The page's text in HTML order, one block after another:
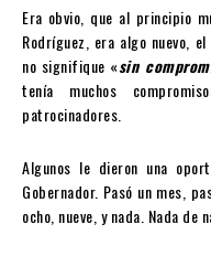
Era obvio, que al principio
Rodríguez, era algo nuevo,
no signifique «sin
tenía muchos
patrocinadores.
Algunos le dieron una
Gobernador. Pasó un mes,
ocho, nueve, y nada. Nada de